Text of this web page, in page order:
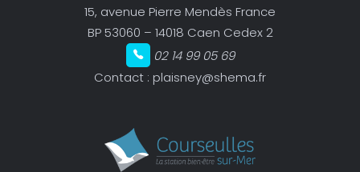
15, avenue Pierre Mendès France
BP 53060 – 14018 Caen Cedex 2
02 14 99 05 69
Contact : plaisney@shema.fr